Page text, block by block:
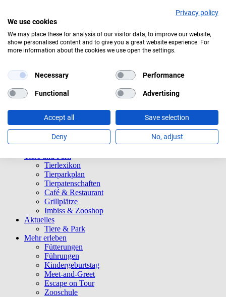
Informationen
Eintrittspreise
Besuch mit Beeinträchtigungen
Veranstaltungen
Tierparkordnung
Spenden
Barrierefreiheit
Tiere und Park
Tierlexikon
Tierparkplan
Tierpatenschaften
Café & Restaurant
Grillplätze
Imbiss & Zooshop
Aktuelles
Tiere & Park
Mehr erleben
Fütterungen
Führungen
Kindergeburtstag
Meet-and-Greet
Escape on Tour
Zooschule
Privacy policy
We use cookies
We may place these for analysis of our visitor data, to improve our website,
show personalised content and to give you a great website experience. For
more information about the cookies we use open the settings.
Necessary Performance
Functional Advertising
Accept all Save selection
Deny No, adjust